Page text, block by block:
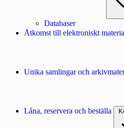
Databaser
Åtkomst till elektroniskt
Unika samlingar och
Låna, reservera och beställa